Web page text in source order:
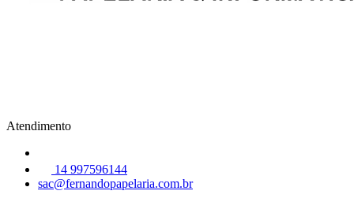
Atendimento
14 997596144
sac@fernandopapelaria.com.br